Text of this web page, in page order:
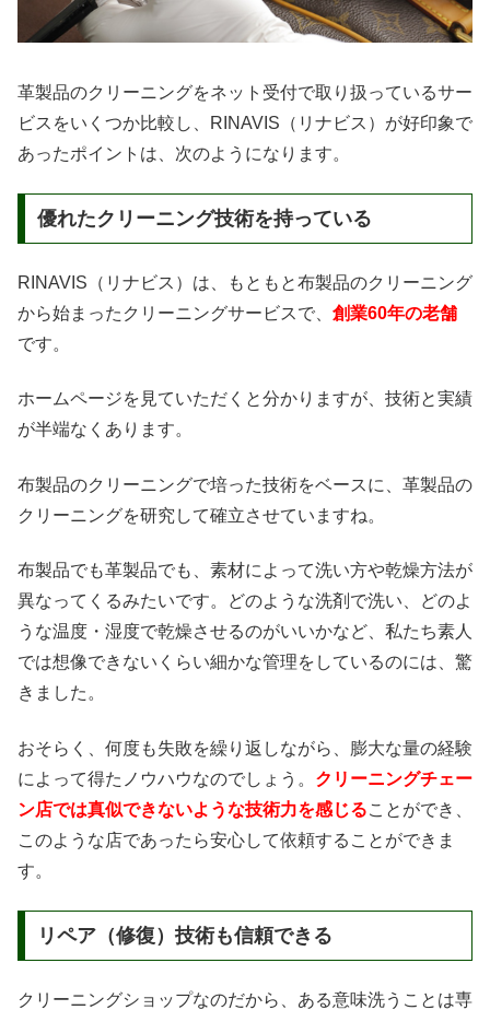
革製品のクリーニングをネット受付で取り扱っているサー
ビスをいくつか比較し、RINAVIS（リナビス）が好印象で
あったポイントは、次のようになります。
優れたクリーニング技術を持っている
RINAVIS（リナビス）は、もともと布製品のクリーニング
から始まったクリーニングサービスで、 創業60年の老舗
です。
ホームページを見ていただくと分かりますが、技術と実績
が半端なくあります。
布製品のクリーニングで培った技術をベースに、革製品の
クリーニングを研究して確立させていますね。
布製品でも革製品でも、素材によって洗い方や乾燥方法が
異なってくるみたいです。どのような洗剤で洗い、どのよ
うな温度・湿度で乾燥させるのがいいかなど、私たち素人
では想像できないくらい細かな管理をしているのには、驚
きました。
おそらく、何度も失敗を繰り返しながら、膨大な量の経験
によって得たノウハウなのでしょう。 クリーニングチェー
ン店では真似できないような技術力を感じることができ、
このような店であったら安心して依頼することができま
す。
リペア（修復）技術も信頼できる
クリーニングショップなのだから、ある意味洗うことは専